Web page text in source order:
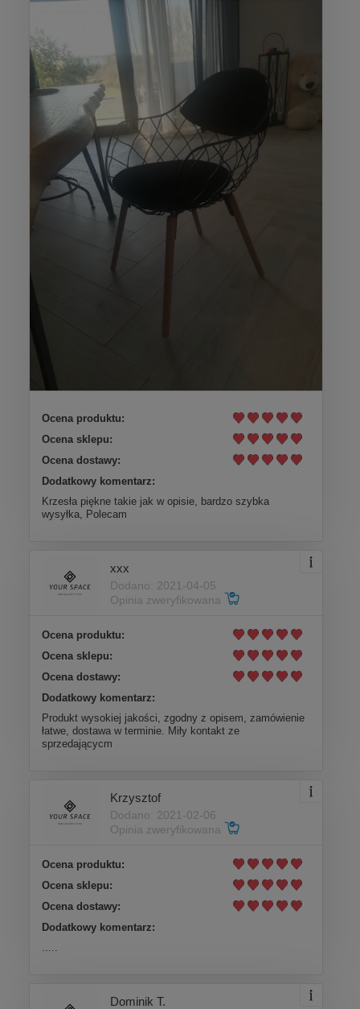
Ocena produktu:
Ocena sklepu:
Ocena dostawy:
Dodatkowy komentarz:
Krzesła piękne takie jak w opisie, bardzo szybka
wysyłka, Polecam
xxx
Dodano: 2021-04-05
Opinia zweryfikowana
Ocena produktu:
Ocena sklepu:
Ocena dostawy:
Dodatkowy komentarz:
Produkt wysokiej jakości, zgodny z opisem, zamówienie
łatwe, dostawa w terminie. Miły kontakt ze
sprzedającycm
Krzysztof
Dodano: 2021-02-06
Opinia zweryfikowana
Ocena produktu:
Ocena sklepu:
Ocena dostawy:
Dodatkowy komentarz:
.....
Dominik T.